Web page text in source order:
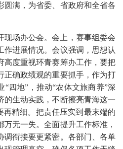
圆满，为省委、省政府和全省各
现场办公会。会上，赛事组委会
作进展情况。会议强调，思想认
高度重视环青赛筹办工作，要把
正确政绩观的重要抓手，作为打
四地”，推动“农体文旅商养”深
的生动实践，不断擦亮青海这一
再精细。把责任压实到最末端的
无一失。全面提升工作标准，
调衔接要更紧密。各部门、各单